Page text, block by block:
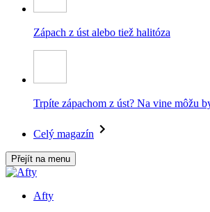
Zápach z úst alebo tiež halitóza
Trpíte zápachom z úst? Na vine môžu
Celý magazín
Přejít na menu
Afty